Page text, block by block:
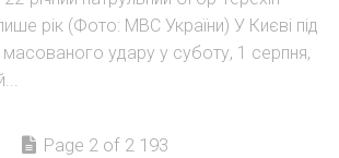
рік (Фото: МВС України) У Києві під
удару у суботу, 1 серпня,
Page 2 of 2 193